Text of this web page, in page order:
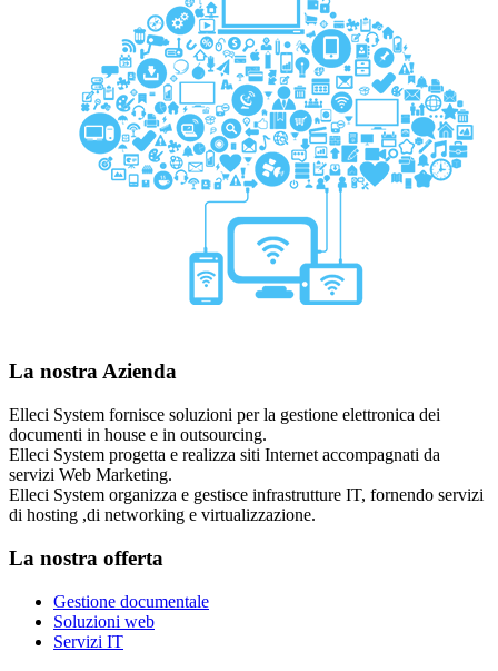
La nostra Azienda
Elleci System fornisce soluzioni per la gestione elettronica dei
documenti in house e in outsourcing.
Elleci System progetta e realizza siti Internet accompagnati da
servizi Web Marketing.
Elleci System organizza e gestisce infrastrutture IT, fornendo servizi
di hosting ,di networking e virtualizzazione.
La nostra offerta
Gestione documentale
Soluzioni web
Servizi IT